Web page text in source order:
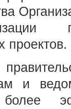
проектов.
и